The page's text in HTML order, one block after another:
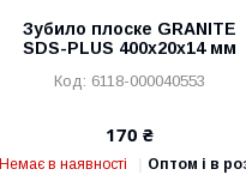
Зубило плоске GRANITE
SDS-PLUS 400х20х14 мм
6118-000040553
170 ₴
Немає в наявності Оптом і в